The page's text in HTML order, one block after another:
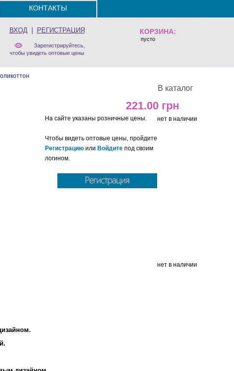
КОРЗИНА:
пусто
КОНТАКТЫ
ВХОД| РЕГИСТРАЦИЯ
Зарегистрируйтесь,
чтобы увидеть оптовые цены
В каталог
221.00
нет в наличии
На сайте указаны розничные цены.
Чтобы видеть оптовые цены, пройдите
Регистрацию или Войдите под своим
логином.
нет в наличии